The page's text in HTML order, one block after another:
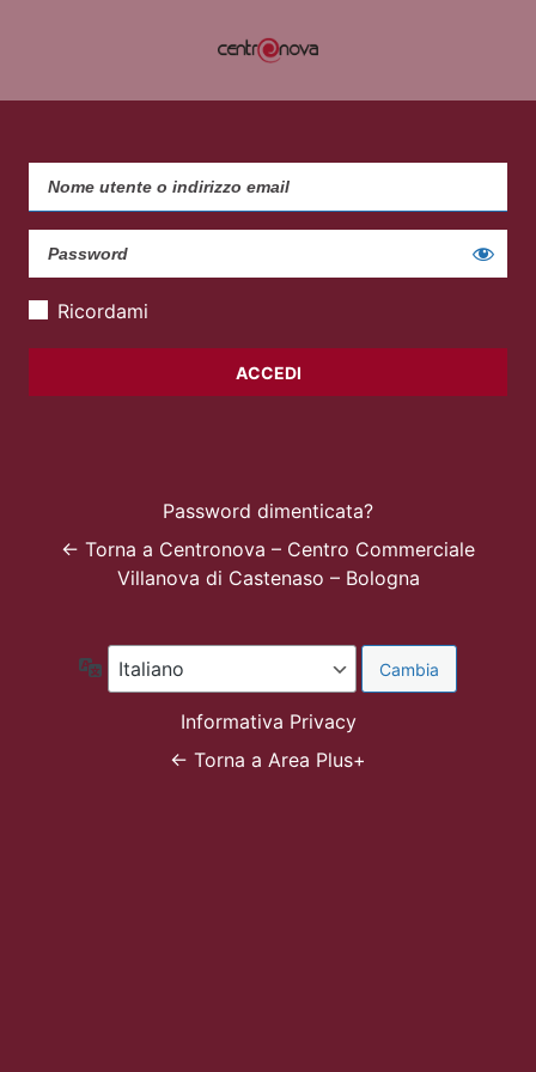
Ricordami
Password dimenticata?
← Torna a Centronova – Centro Commerciale
Villanova di Castenaso – Bologna
Lingua
Informativa Privacy
← Torna a Area Plus+